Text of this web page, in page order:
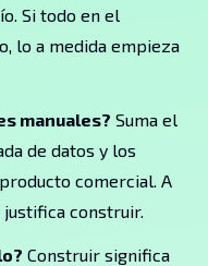
Si todo en el
lo a medida empieza
manuales? Suma el
de datos y los
comercial. A
construir.
Construir significa